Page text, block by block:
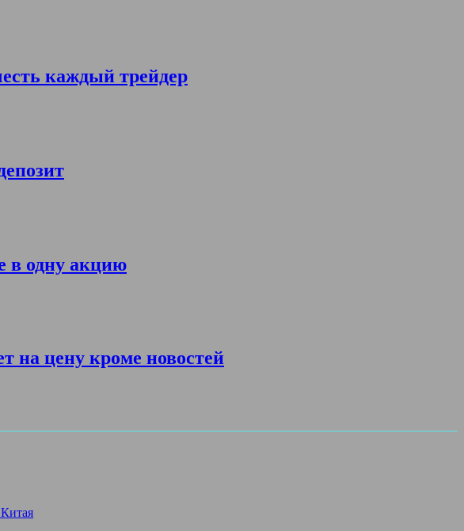
каждый трейдер
в одну акцию
на цену кроме новостей